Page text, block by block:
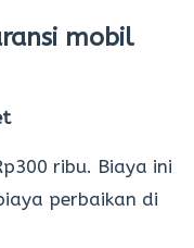
mobil
ribu. Biaya ini
perbaikan di